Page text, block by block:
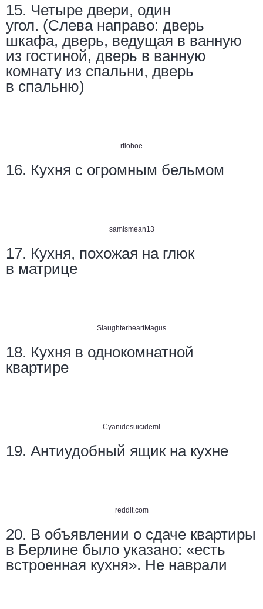
15. Четыре двери, один
угол. (Слева направо: дверь
шкафа, дверь, ведущая в ванную
из гостиной, дверь в ванную
комнату из спальни, дверь
в спальню)
rflohoe
16. Кухня с огромным бельмом
samismean13
17. Кухня, похожая на глюк
в матрице
SlaughterheartMagus
18. Кухня в однокомнатной
квартире
Cyanidesuicideml
19. Антиудобный ящик на кухне
reddit.com
20. В объявлении о сдаче квартиры
в Берлине было указано: «есть
встроенная кухня». Не наврали